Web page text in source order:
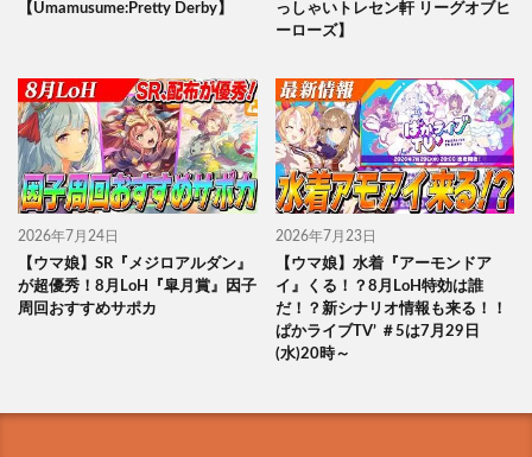
【Umamusume:Pretty Derby】
っしゃいトレセン軒 リーグオブヒ
ーローズ】
2026年7月24日
【ウマ娘】SR『メジロアルダン』
が超優秀！8月LoH『皐月賞』因子
周回おすすめサポカ
2026年7月23日
【ウマ娘】水着『アーモンドア
イ』くる！？8月LoH特効は誰
だ！？新シナリオ情報も来る！！
ぱかライブTV’ ＃5は7月29日
(水)20時～